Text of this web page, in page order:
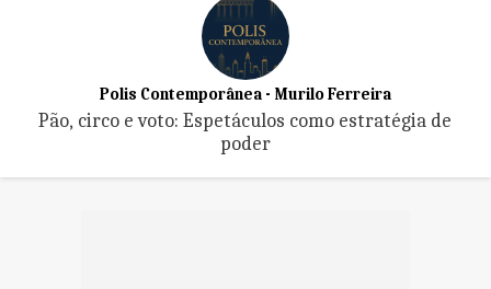
Polis Contemporânea - Murilo Ferreira
Pão, circo e voto: Espetáculos como estratégia de
poder